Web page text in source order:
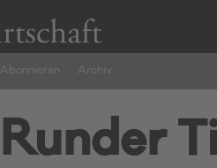
Abonnieren Archiv
Runder